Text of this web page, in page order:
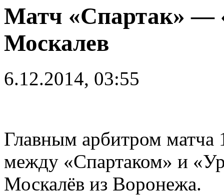
Матч «Спартак» —
Москалев
6.12.2014, 03:55
Главным арбитром матча
между «Спартаком» и
Москалёв из Воронежа.